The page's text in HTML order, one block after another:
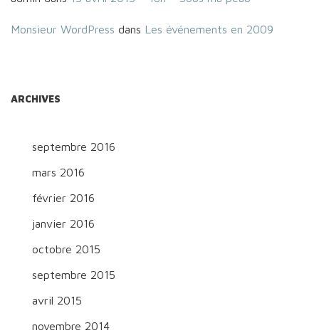
Monsieur WordPress dans Les événements en 2009
ARCHIVES
septembre 2016
mars 2016
février 2016
janvier 2016
octobre 2015
septembre 2015
avril 2015
novembre 2014